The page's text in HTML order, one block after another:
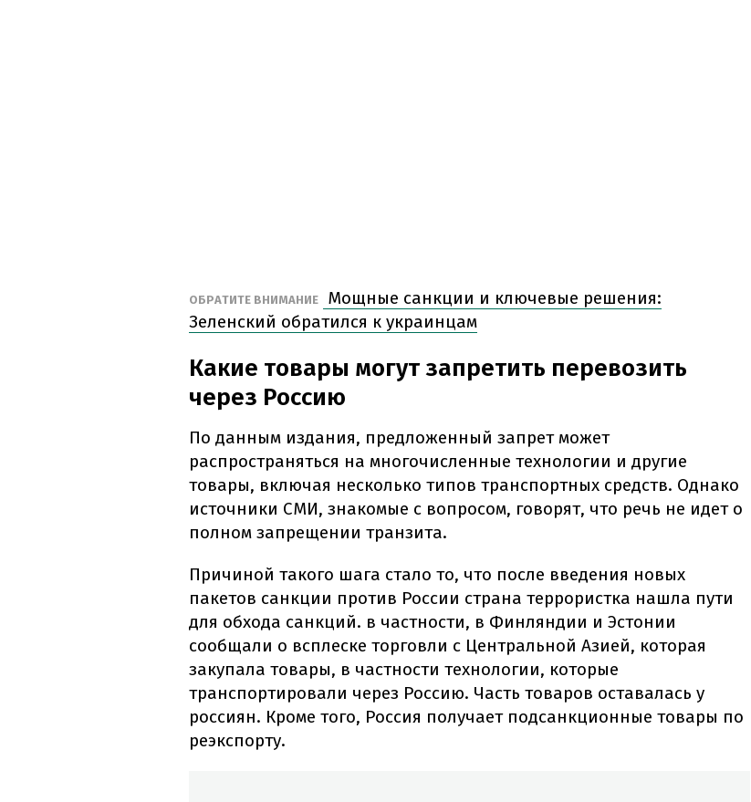
ОБРАТИТЕ ВНИМАНИЕ
Мощные санкции и ключевые решения:
Зеленский обратился к украинцам
Какие товары могут запретить перевозить
через Россию
По данным издания, предложенный запрет может
распространяться на многочисленные технологии и другие
товары, включая несколько типов транспортных средств. Однако
источники СМИ, знакомые с вопросом, говорят, что речь не идет о
полном запрещении транзита.
Причиной такого шага стало то, что после введения новых
пакетов санкции против России страна террористка нашла пути
для обхода санкций. в частности, в Финляндии и Эстонии
сообщали о всплеске торговли с Центральной Азией, которая
закупала товары, в частности технологии, которые
транспортировали через Россию. Часть товаров оставалась у
россиян. Кроме того, Россия получает подсанкционные товары по
реэкспорту.